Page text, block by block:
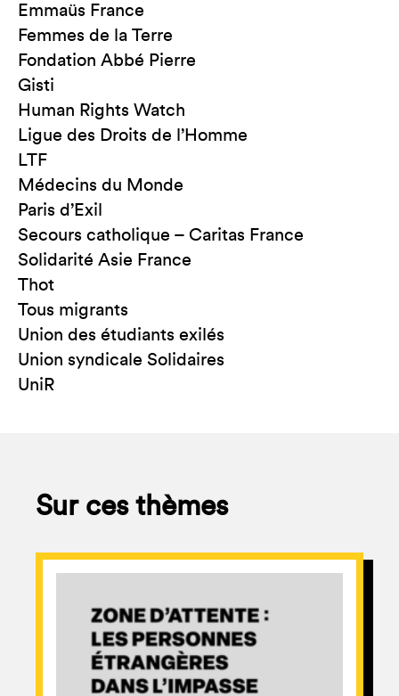
Emmaüs France
Femmes de la Terre
Fondation Abbé Pierre
Gisti
Human Rights Watch
Ligue des Droits de l’Homme
LTF
Médecins du Monde
Paris d’Exil
Secours catholique – Caritas France
Solidarité Asie France
Thot
Tous migrants
Union des étudiants exilés
Union syndicale Solidaires
UniR
Sur ces thèmes